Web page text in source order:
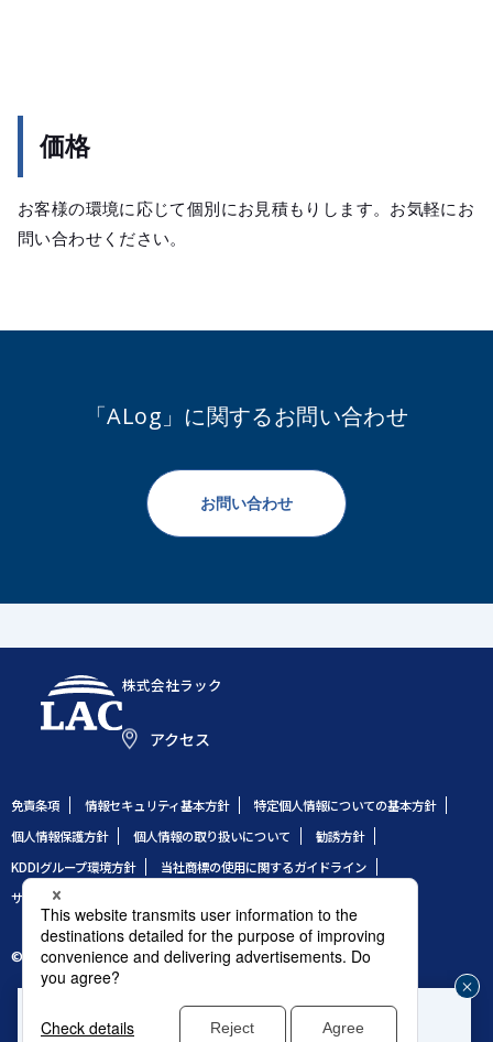
企業や組織のセキュリティ事故発生時はこちら
®
価格
お客様の環境に応じて個別にお見積もりします。お気軽にお
問い合わせください。
「ALog」に関するお問い合わせ
お問い合わせ
株式会社ラック
アクセス
免責条項 情報セキュリティ基本方針
特定個人情報についての基本方針
個人情報保護方針
個人情報の取り扱いについて
勧誘方針
KDDIグループ環境方針
当社商標の使用に関するガイドライン
サイトのご利用条件
© 1995 LAC Co., Ltd.